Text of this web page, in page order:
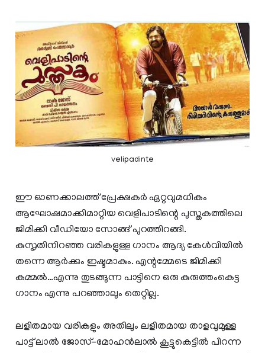
velipadinte
ഈ ഓണക്കാലത്ത് പ്രേക്ഷകർ ഏറ്റവുമധികം
ആഘോഷമാക്കിമാറ്റിയ വെളിപാടിന്റെ പുസ്തകത്തിലെ
ജിമിക്കി വീഡിയോ സോങ്ങ് പുറത്തിറങ്ങി.
കുസൃതിനിറഞ്ഞ വരികളുള്ള ഗാനം ആദ്യ കേള്‍വിയില്‍
തന്നെ ആര്‍ക്കും ഇഷ്ടമാകും. എന്റമ്മേടെ ജിമിക്കി
കമ്മല്‍…എന്നു തുടങ്ങുന്ന പാട്ടിനെ ഒരു കുരുത്തംകെട്ട
ഗാനം എന്നു പറഞ്ഞാലും തെറ്റില്ല.
ലളിതമായ വരികളും അതിലും ലളിതമായ താളവുമുള്ള
പാട്ട് ലാല്‍ ജോസ്-മോഹന്‍ലാല്‍ കൂട്ടുകെട്ടില്‍ പിറന്ന